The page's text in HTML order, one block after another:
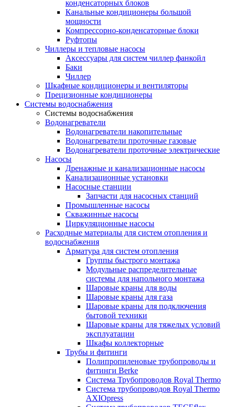
конденсаторных блоков
Канальные кондиционеры большой
мощности
Компрессорно-конденсаторные блоки
Руфтопы
Чиллеры и тепловые насосы
Аксессуары для систем чиллер фанкойл
Баки
Чиллер
Шкафные кондиционеры и вентиляторы
Прецизионные кондиционеры
Системы водоснабжения
Системы водоснабжения
Водонагреватели
Водонагреватели накопительные
Водонагреватели проточные газовые
Водонагреватели проточные электрические
Насосы
Дренажные и канализационные насосы
Канализационные установки
Насосные станции
Запчасти для насосных станций
Промышленные насосы
Скважинные насосы
Циркуляционные насосы
Расходные материалы для систем отопления и
водоснабжения
Арматура для систем отопления
Группы быстрого монтажа
Модульные распределительные
системы для напольного монтажа
Шаровые краны для воды
Шаровые краны для газа
Шаровые краны для подключения
бытовой техники
Шаровые краны для тяжелых условий
эксплуатации
Шкафы коллекторные
Трубы и фитинги
Полипропиленовые трубопроводы и
фитинги Berke
Система Трубопроводов Royal Thermo
Система трубопроводов Royal Thermo
AXIOpress